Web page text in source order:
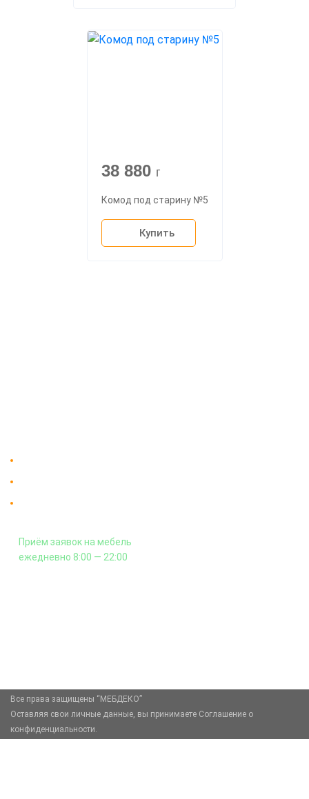
38 880 г
Комод под старину №5
Купить
Приём заявок на мебель
ежедневно 8:00 — 22:00
Все права защищены “МЕБДЕКО”
Оставляя свои личные данные, вы принимаете Соглашение о
конфиденциальности.